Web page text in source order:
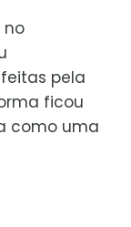
no
pela
ficou
como uma